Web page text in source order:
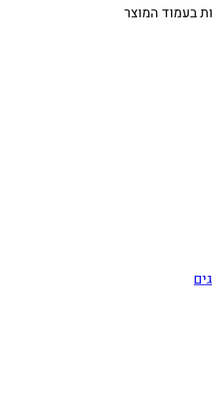
בעמוד המוצר